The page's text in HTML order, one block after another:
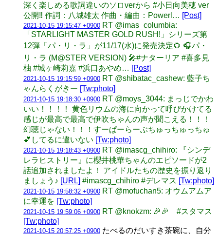
深く楽しめる歌詞違いのソロverから #小日向美穂 ver
公開‼️ 作詞：八城雄太 作曲・編曲：Powerl… [Post]
2021-10-15 19:15:47 +0900 RT @imas_columbia:
「STARLIGHT MASTER GOLD RUSH!」シリーズ第
12弾「パ・リ・ラ」が11/17(水)に発売決定🌻 🎧パ・
リ・ラ (M@STER VERSION) 🎤#ナターリア #喜多見
柚 #城ヶ崎莉嘉 #浜口あやめ… [Post]
2021-10-15 19:15:59 +0900 RT @shibatac_cashew: 藍子ち
ゃんらくがきー [Tw:photo]
2021-10-15 19:18:30 +0900 RT @moys_3044: まっじでかわ
いい！！！！ 黄色リウムの海に向かって呼びかけてる
感じが最高で最高で伊吹ちゃんの声が聞こえる！！！
幻聴じゃない！！！すーぱーらーぶちゅっちゅっちゅ
💕してるに違いない [Tw:photo]
2021-10-15 19:18:43 +0900 RT @imascg_chihiro: 『シンデ
レラヒストリー』に櫻井桃華ちゃんのエピソードが2
話追加されましたよ！ アイドルたちの歴史を振り返り
ましょう♪ [URL] #imascg_chihiro #デレマス [Tw:photo]
2021-10-15 19:58:32 +0900 RT @mofuchan5: オウムアムア
に幸運を [Tw:photo]
2021-10-15 19:59:06 +0900 RT @knokzm: 🎉🎉 #スタマス
[Tw:photo]
2021-10-15 20:57:25 +0900 たべるのだいすき茶碗に、自分